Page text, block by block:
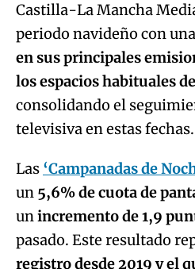
Castilla-La Mancha
periodo navideño con una
en sus principales
los espacios habituales
consolidando el
televisiva en estas fechas.
Las ‘Campanadas de
un 5,6% de cuota de
unincremento de 1,9
pasado. Este resultado
registro desde 2019 y el